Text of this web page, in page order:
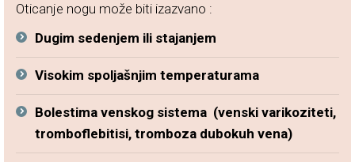
Oticanje nogu može biti izazvano :
Dugim sedenjem ili stajanjem
Visokim spoljašnjim temperaturama
Bolestima venskog sistema (venski varikoziteti,
tromboflebitisi, tromboza dubokuh vena)